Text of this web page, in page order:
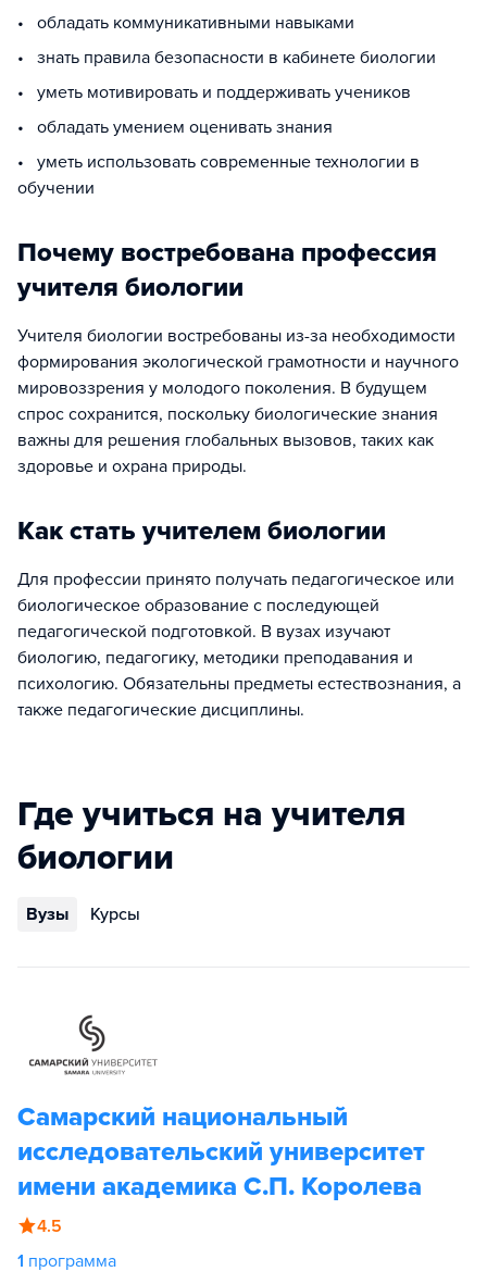
• обладать коммуникативными навыками
• знать правила безопасности в кабинете биологии
• уметь мотивировать и поддерживать учеников
• обладать умением оценивать знания
• уметь использовать современные технологии в
обучении
Почему востребована профессия
учителя биологии
Учителя биологии востребованы из-за необходимости
формирования экологической грамотности и научного
мировоззрения у молодого поколения. В будущем
спрос сохранится, поскольку биологические знания
важны для решения глобальных вызовов, таких как
здоровье и охрана природы.
Как стать учителем биологии
Для профессии принято получать педагогическое или
биологическое образование с последующей
педагогической подготовкой. В вузах изучают
биологию, педагогику, методики преподавания и
психологию. Обязательны предметы естествознания, а
также педагогические дисциплины.
Где учиться на учителя
биологии
Вузы Курсы
Самарский национальный
исследовательский университет
имени академика С.П. Королева
4.5
1 программа